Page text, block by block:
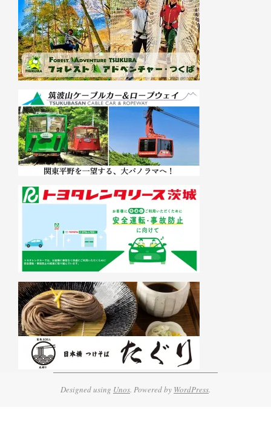
Designed using Unos. Powered by WordPress.